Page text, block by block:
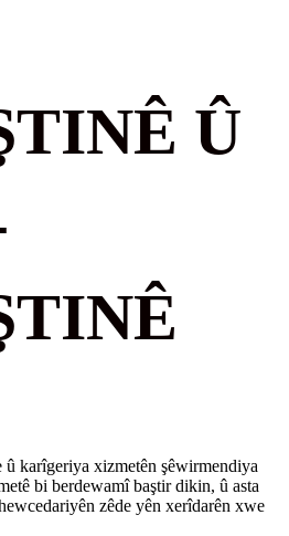
Û
karîgeriya xizmetên şêwirmendiya
bi berdewamî baştir dikin, û asta
zêde yên xerîdarên xwe